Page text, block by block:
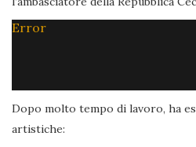
Error
Dopo molto tempo di lavoro, ha
artistiche: